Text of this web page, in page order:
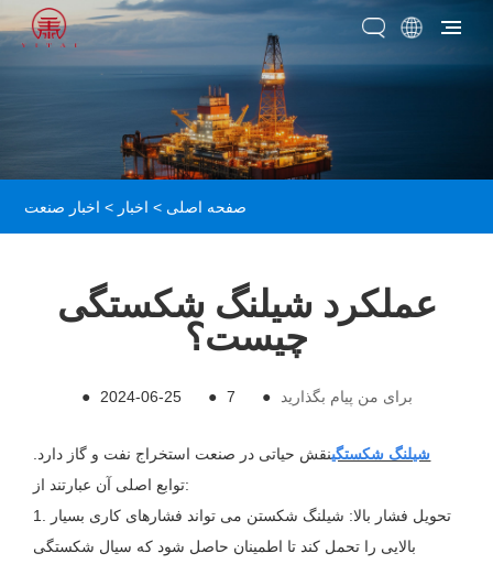
صفحه اصلی > اخبار > اخبار صنعت
عملکرد شیلنگ شکستگی
چیست؟
● 2024-06-25 ● 7 ● برای من پیام بگذارید
شیلنگ شکستگینقش حیاتی در صنعت استخراج نفت و گاز دارد.
توابع اصلی آن عبارتند از:
1. تحویل فشار بالا: شیلنگ شکستن می تواند فشارهای کاری بسیار
بالایی را تحمل کند تا اطمینان حاصل شود که سیال شکستگی